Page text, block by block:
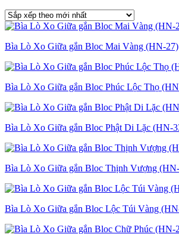
theo
nhất
Bìa Lò Xo Giữa gắn Bloc Mai Vàng (HN-27)
Bìa Lò Xo Giữa gắn Bloc Phúc Lộc Thọ
Bìa Lò Xo Giữa gắn Bloc Phật Di Lặc (HN-
Bìa Lò Xo Giữa gắn Bloc Thịnh Vượng
Bìa Lò Xo Giữa gắn Bloc Lộc Túi Vàng